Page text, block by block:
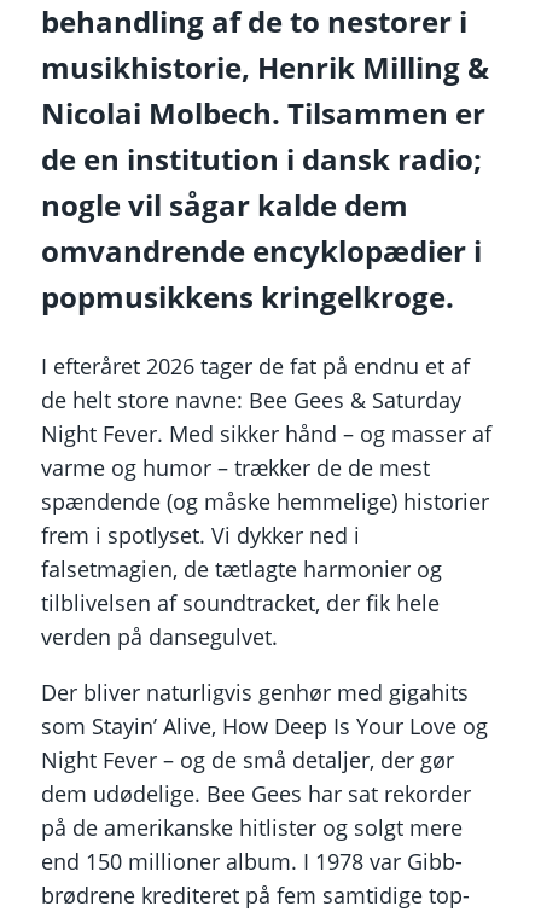
behandling af de to nestorer i
musikhistorie, Henrik Milling &
Nicolai Molbech. Tilsammen er
de en institution i dansk radio;
nogle vil sågar kalde dem
omvandrende encyklopædier i
popmusikkens kringelkroge.
I efteråret 2026 tager de fat på endnu et af
de helt store navne: Bee Gees & Saturday
Night Fever. Med sikker hånd – og masser af
varme og humor – trækker de de mest
spændende (og måske hemmelige) historier
frem i spotlyset. Vi dykker ned i
falsetmagien, de tætlagte harmonier og
tilblivelsen af soundtracket, der fik hele
verden på dansegulvet.
Der bliver naturligvis genhør med gigahits
som Stayin’ Alive, How Deep Is Your Love og
Night Fever – og de små detaljer, der gør
dem udødelige. Bee Gees har sat rekorder
på de amerikanske hitlister og solgt mere
end 150 millioner album. I 1978 var Gibb-
brødrene krediteret på fem samtidige top-